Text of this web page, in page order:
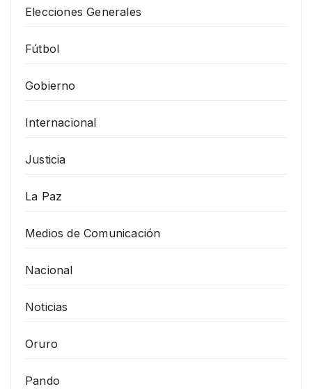
Elecciones Generales
Fútbol
Gobierno
Internacional
Justicia
La Paz
Medios de Comunicación
Nacional
Noticias
Oruro
Pando